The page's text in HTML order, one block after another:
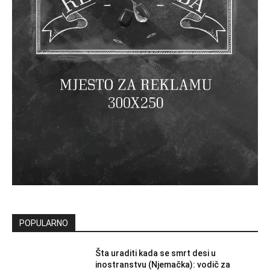
POPULARNO
Šta uraditi kada se smrt desi u
inostranstvu (Njemačka): vodič za